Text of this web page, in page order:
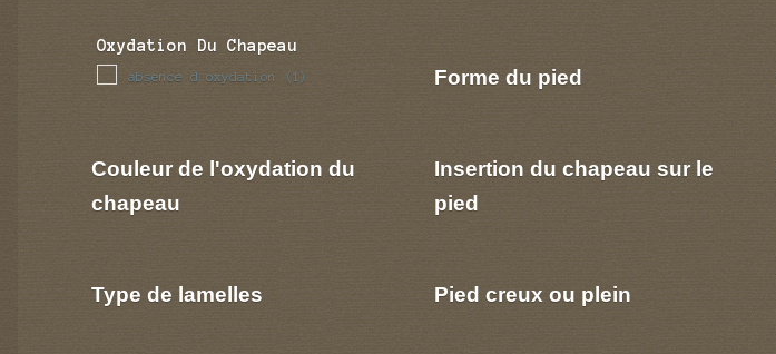
Oxydation Du Chapeau
absence d oxydation (1)
Couleur de l'oxydation du
chapeau
Type de lamelles
Forme du pied
Insertion du chapeau sur le
pied
Pied creux ou plein